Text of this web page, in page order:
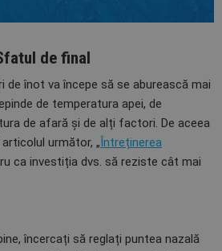
de final
de înot va începe să se aburească mai
de temperatura apei, de
de afară și de alți factori. De aceea
următor, „Întreținerea
ca investiția dvs. să reziste cât mai
încercați să reglați puntea nazală